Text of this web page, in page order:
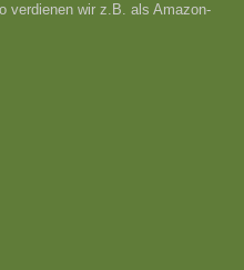
verdienen wir z.B. als Amazon-